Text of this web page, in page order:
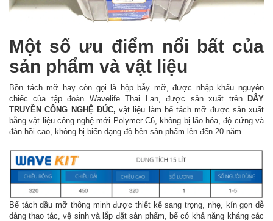
Một số ưu điểm nổi bất của
sản phẩm và vật liệu
Bồn tách mỡ hay còn gọi là hộp bẫy mỡ, được nhập khẩu nguyên
chiếc của tập đoàn Wavelife Thai Lan, được sản xuất trên
DÂY
TRUYỀN CÔNG NGHỆ ĐÚC, vật liệu làm bể tách mỡ được sản xuất
bằng vật liệu công nghệ mới Polymer C6,
không bị lão hóa, độ cứng và
đàn hồi cao, không bị biến dạng độ bền sản phẩm lên đến 20 năm.
Bể tách dầu mỡ thông minh được thiết kế sang trọng, nhẹ, kín gọn dễ
dàng thao tác, vệ sinh và lắp đặt sản phẩm, bể có khả năng kháng các